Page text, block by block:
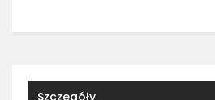
Szczegóły